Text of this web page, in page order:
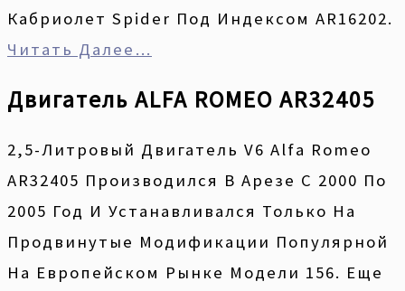
Кабриолет Spider Под Индексом AR16202.
Читать Далее…
Двигатель ALFA ROMEO AR32405
2,5-Литровый Двигатель V6 Alfa Romeo
AR32405 Производился В Арезе С 2000 По
2005 Год И Устанавливался Только На
Продвинутые Модификации Популярной
На Европейском Рынке Модели 156. Еще